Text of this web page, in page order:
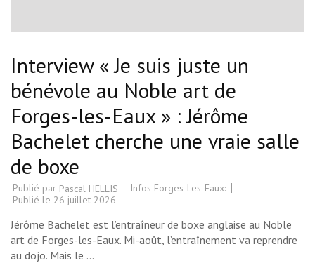
Interview « Je suis juste un
bénévole au Noble art de
Forges-les-Eaux » : Jérôme
Bachelet cherche une vraie salle
de boxe
Publié par Pascal HELLIS
Infos Forges-Les-Eaux:
Publié le 26 juillet 2026
Jérôme Bachelet est l’entraîneur de boxe anglaise au Noble
art de Forges-les-Eaux. Mi-août, l’entraînement va reprendre
au dojo. Mais le …